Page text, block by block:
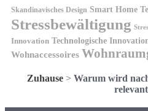
Skandinavisches Design Smart Home
Stressbewältigung
Innovation Technologische
Wohnaccessoires
Zuhause> Warum wird